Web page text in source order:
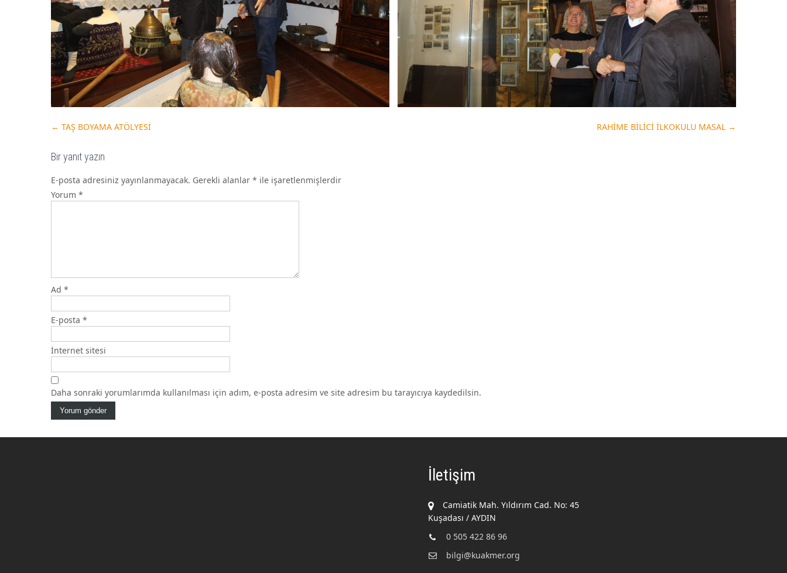
← TAŞ BOYAMA ATÖLYESİ RAHİME BİLİCİ İLKOKULU MASAL →
Bir yanıt yazın
E-posta adresiniz yayınlanmayacak. Gerekli alanlar * ile işaretlenmişlerdir
Yorum *
Ad *
E-posta *
İnternet sitesi
Daha sonraki yorumlarımda kullanılması için adım, e-posta adresim ve site adresim bu tarayıcıya kaydedilsin.
İletişim
Camiatik Mah. Yıldırım Cad. No: 45
Kuşadası / AYDIN
0 505 422 86 96
bilgi@kuakmer.org